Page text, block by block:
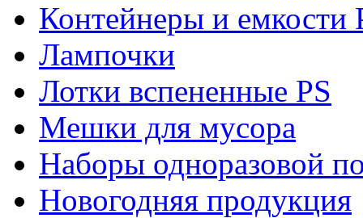
Контейнеры и емкости
Лампочки
Лотки вспененные PS
Мешки для мусора
Наборы одноразовой
Новогодняя продукция